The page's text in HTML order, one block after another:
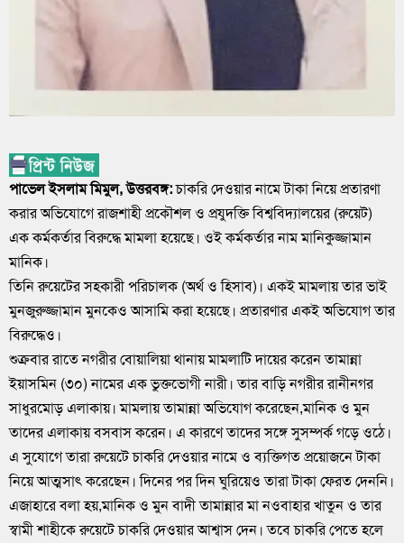
পাভেল ইসলাম মিমুল, উত্তরবঙ্গ:চাকরি দেওয়ার নামে টাকা নিয়ে প্রতারণা
করার অভিযোগে রাজশাহী প্রকৌশল ও প্রযুদক্তি বিশ্ববিদ্যালয়ের (রুয়েট)
এক কর্মকর্তার বিরুদ্ধে মামলা হয়েছে। ওই কর্মকর্তার নাম মানিকুজ্জামান
মানিক।
তিনি রুয়েটের সহকারী পরিচালক (অর্থ ও হিসাব)। একই মামলায় তার ভাই
মুনজুরুজ্জামান মুনকেও আসামি করা হয়েছে। প্রতারণার একই অভিযোগ তার
বিরুদ্ধেও।
শুক্রবার রাতে নগরীর বোয়ালিয়া থানায় মামলাটি দায়ের করেন তামান্না
ইয়াসমিন (৩০) নামের এক ভুক্তভোগী নারী। তার বাড়ি নগরীর রানীনগর
সাধুরমোড় এলাকায়। মামলায় তামান্না অভিযোগ করেছেন,মানিক ও মুন
তাদের এলাকায় বসবাস করেন। এ কারণে তাদের সঙ্গে সুসম্পর্ক গড়ে ওঠে।
এ সুযোগে তারা রুয়েটে চাকরি দেওয়ার নামে ও ব্যক্তিগত প্রয়োজনে টাকা
নিয়ে আত্মসাৎ করেছেন। দিনের পর দিন ঘুরিয়েও তারা টাকা ফেরত দেননি।
এজাহারে বলা হয়,মানিক ও মুন বাদী তামান্নার মা নওবাহার খাতুন ও তার
স্বামী শাহীকে রুয়েটে চাকরি দেওয়ার আশ্বাস দেন। তবে চাকরি পেতে হলে